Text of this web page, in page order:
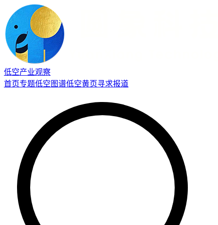
低空产业观察
首页专题低空图谱低空黄页寻求报道